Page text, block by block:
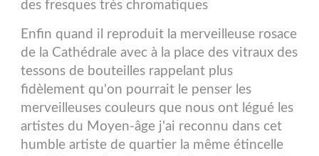
des fresques très chromatiques
Enfin quand il reproduit la merveilleuse rosace
de la Cathédrale avec à la place des vitraux des
tessons de bouteilles rappelant plus
fidèlement qu'on pourrait le penser les
merveilleuses couleurs que nous ont légué les
artistes du Moyen-âge j'ai reconnu dans cet
humble artiste de quartier la même étincelle